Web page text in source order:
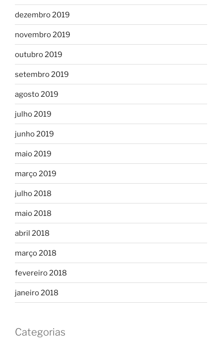
dezembro 2019
novembro 2019
outubro 2019
setembro 2019
agosto 2019
julho 2019
junho 2019
maio 2019
março 2019
julho 2018
maio 2018
abril 2018
março 2018
fevereiro 2018
janeiro 2018
Categorias